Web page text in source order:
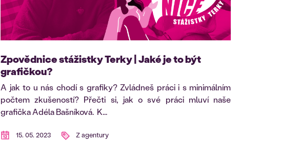
Zpovědnice stážistky Terky | Jaké je to být
grafičkou?
A jak to u nás chodí s grafiky? Zvládneš práci i s minimálním
počtem zkušeností? Přečti si, jak o své práci mluví naše
grafička Adéla Bašníková. K...
15. 05. 2023 Z agentury